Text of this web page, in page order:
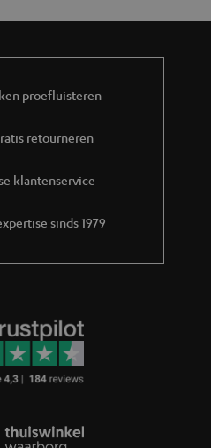
proefluisteren
retourneren
klantenservice
sinds 1979